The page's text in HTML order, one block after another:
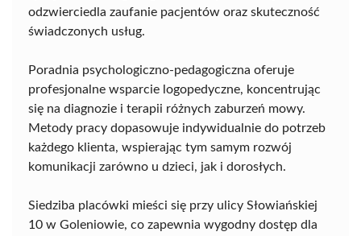
odzwierciedla zaufanie pacjentów oraz skuteczność
świadczonych usług.
Poradnia psychologiczno-pedagogiczna oferuje
profesjonalne wsparcie logopedyczne, koncentrując
się na diagnozie i terapii różnych zaburzeń mowy.
Metody pracy dopasowuje indywidualnie do potrzeb
każdego klienta, wspierając tym samym rozwój
komunikacji zarówno u dzieci, jak i dorosłych.
Siedziba placówki mieści się przy ulicy Słowiańskiej
10 w Goleniowie, co zapewnia wygodny dostęp dla